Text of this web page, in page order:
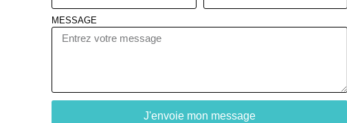
MESSAGE
J'envoie mon message